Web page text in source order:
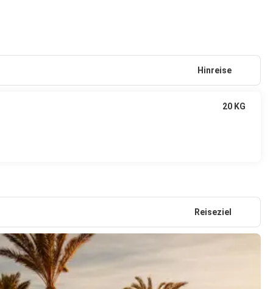
Hinreise
20 KG
Reiseziel